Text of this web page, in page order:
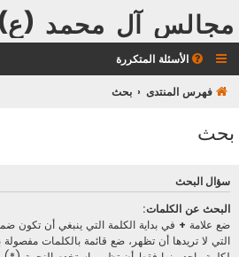
مجالس آل محمد (ع)
الأسئلة المتكررة
فهرس المنتدى بحث
بحث
سؤال البحث
البحث عن الكلمات:
ضع علامة + في بداية الكلمة التي ينبغي أن تكون
التي لا تريدها أن تظهر، ضع قائمة بالكلمات مفصولة